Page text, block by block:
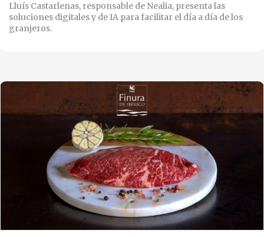
Lluís Castarlenas, responsable de Nealia, presenta las
soluciones digitales y de IA para facilitar el día a día de los
granjeros.